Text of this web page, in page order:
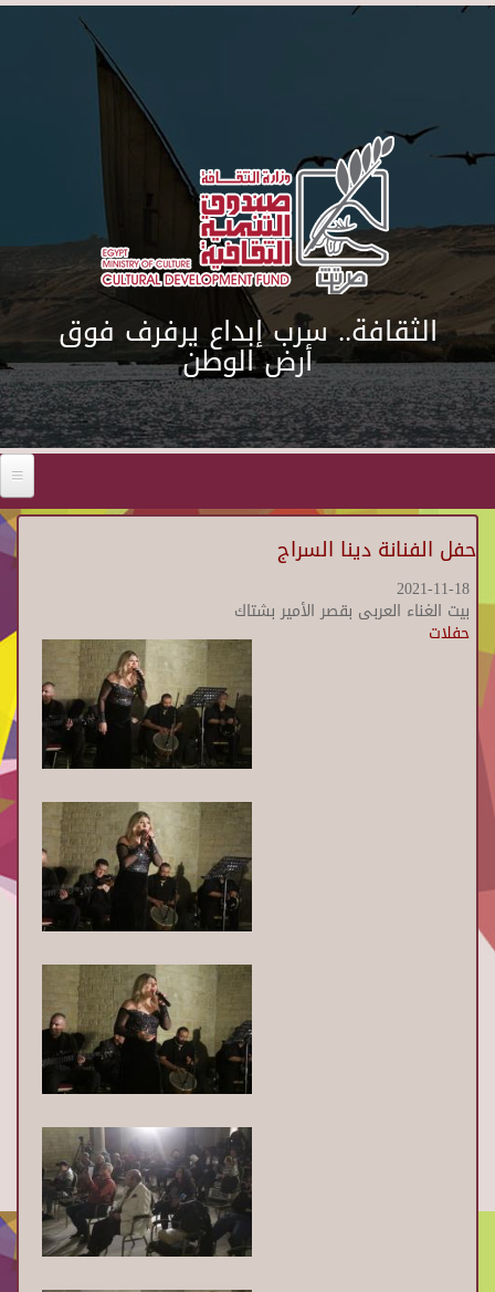
Skip to main content
الثقافة.. سرب إبداع يرفرف فوق
أرض الوطن
حفل الفنانة دينا السراج
2021-11-18
بيت الغناء العربى بقصر الأمير بشتاك
حفلات